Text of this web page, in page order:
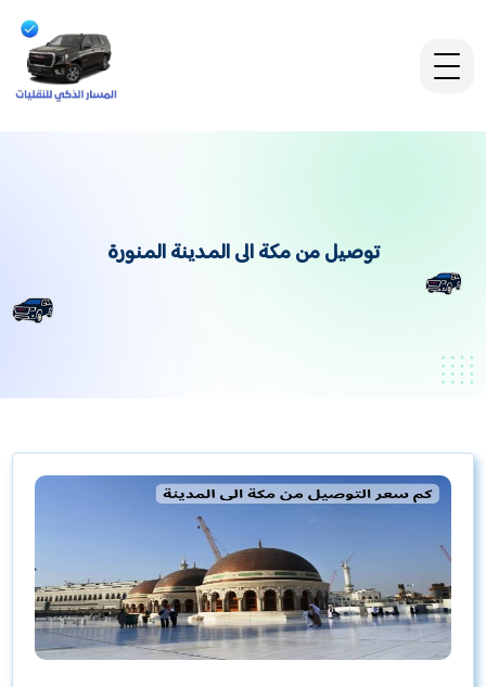
توصيل من مكة الى المدينة المنورة